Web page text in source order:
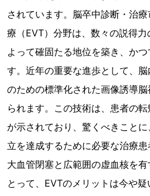
されています。脳卒中診断・治
療（EVT）分野は、数々の説得
よって確固たる地位を築き、か
す。近年の重要な進歩として、
のための標準化された画像誘導
られます。この技術は、患者の
が示されており、驚くべきこと
立を達成するために必要な治療患
大血管閉塞と広範囲の虚血核を
とって、EVTのメリットは今や